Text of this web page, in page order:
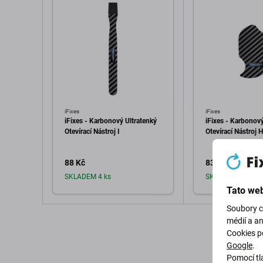
iFixes
iFixes - Karbonový Ultratenký
Otevírací Nástroj I
88 Kč
SKLADEM 4 ks
Přidat
iFixes
iFixes -
Otevírací Nástroj H
83 Kč
SKLADEM 6 ks
Tato
Soubory
médií a
Cookies
Google.
Pomocí